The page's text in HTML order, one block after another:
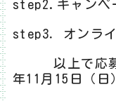
step2.キャンペ
step3．オンラ
以上で応募
年11月15日（日